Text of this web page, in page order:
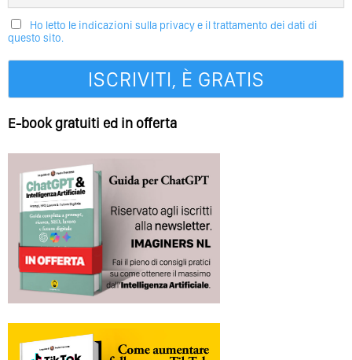
Ho letto le indicazioni sulla privacy e il trattamento dei dati di
questo sito.
E-book gratuiti ed in offerta